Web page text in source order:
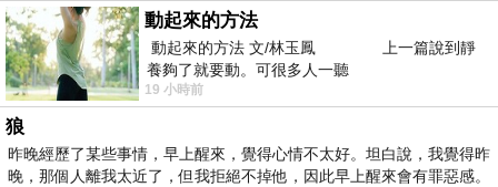
動起來的方法
動起來的方法 文/林玉鳳 上一篇說到靜
養夠了就要動。可很多人一聽
19 小時前
狼
昨晚經歷了某些事情，早上醒來，覺得心情不太好。坦白說，我覺得昨
晚，那個人離我太近了，但我拒絕不掉他，因此早上醒來會有罪惡感。